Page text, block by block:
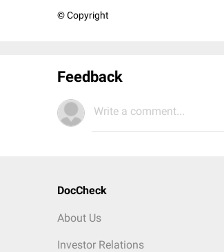
© Copyright
Feedback
Write a comment...
DocCheck
About Us
Investor Relations